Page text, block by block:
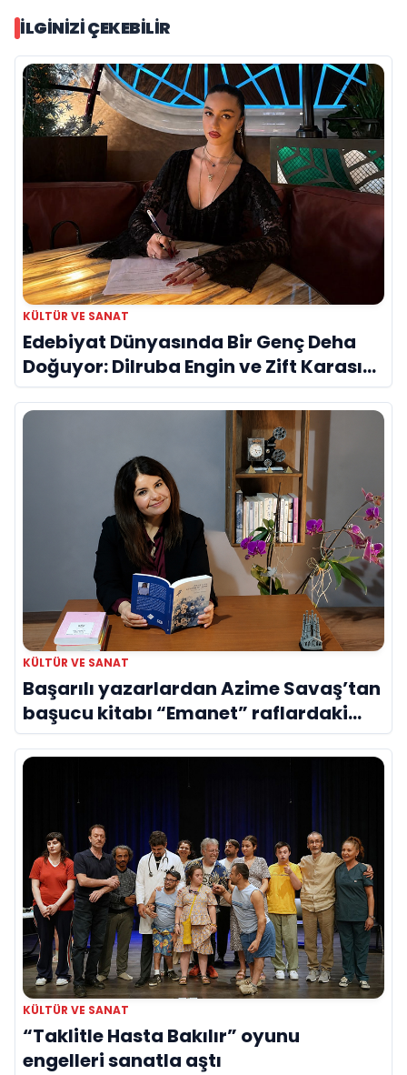
İLGINIZI ÇEKEBILIR
KÜLTÜR VE SANAT
Edebiyat Dünyasında Bir Genç Deha
Doğuyor: Dilruba Engin ve Zift Karası
Evreni ‘AVENOİR’
KÜLTÜR VE SANAT
Başarılı yazarlardan Azime Savaş’tan
başucu kitabı “Emanet” raflardaki
yerini aldı
KÜLTÜR VE SANAT
“Taklitle Hasta Bakılır” oyunu
engelleri sanatla aştı